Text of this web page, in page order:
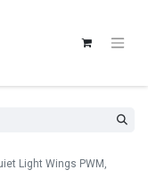
Light Wings PWM,